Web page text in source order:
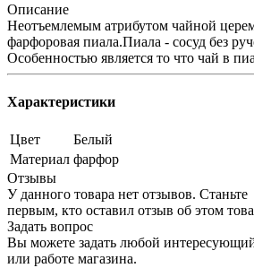
Описание
Неотъемлемым атрибутом чайной
фарфоровая пиала.Пиала - сосуд без
Особенностью является то что чай в
Характеристики
Цвет
Белый
Материал фарфор
Отзывы
У данного товара нет отзывов. Станьте
первым, кто оставил отзыв об этом
Задать вопрос
Вы можете задать любой
или работе магазина.